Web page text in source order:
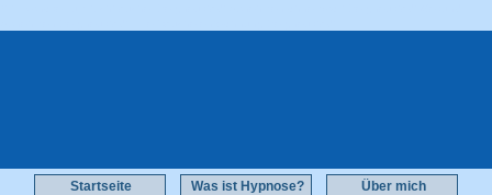
Startseite Was ist Hypnose? Über mich